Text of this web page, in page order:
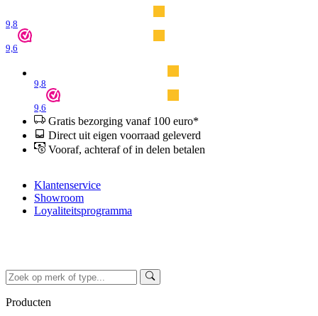
9,8
9,6
9,8
9,6
Gratis bezorging vanaf 100 euro*
Direct uit eigen voorraad geleverd
Vooraf, achteraf of in delen betalen
Klantenservice
Showroom
Loyaliteitsprogramma
Producten